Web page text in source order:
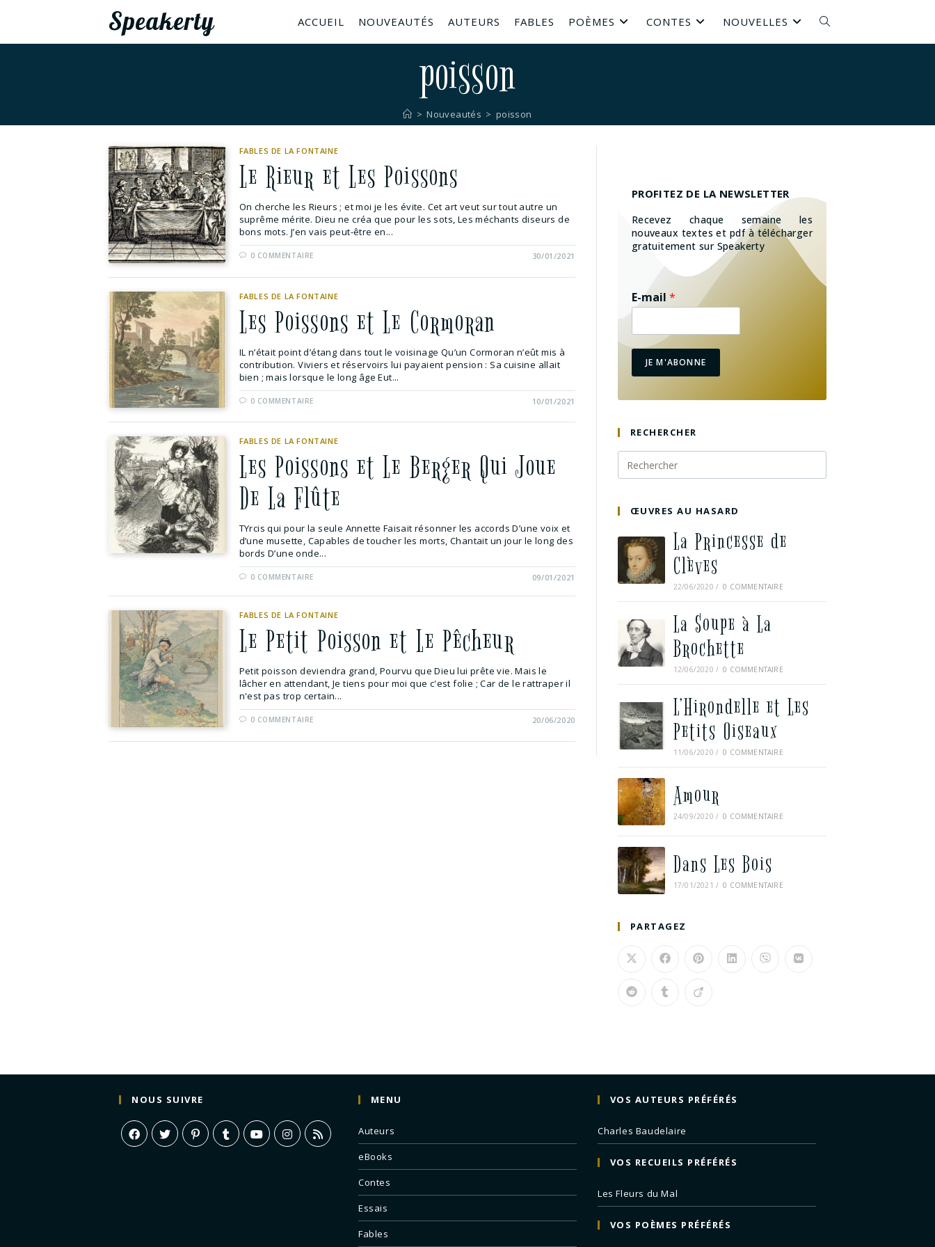
Speakerty ACCUEIL NOUVEAUTÉS AUTEURS FABLES POÈMES CONTES NOUVELLES
poisson
> Nouveautés > poisson
FABLES DE LA FONTAINE
Le Rieur et Les Poissons
On cherche les Rieurs ; et moi je les évite. Cet art veut sur tout autre un
suprême mérite. Dieu ne créa que pour les sots, Les méchants diseurs de
bons mots. J’en vais peut-être en...
0 COMMENTAIRE 30/01/2021
FABLES DE LA FONTAINE
Les Poissons et Le Cormoran
IL n’était point d’étang dans tout le voisinage Qu’un Cormoran n’eût mis à
contribution. Viviers et réservoirs lui payaient pension : Sa cuisine allait
bien ; mais lorsque le long âge Eut...
0 COMMENTAIRE 10/01/2021
FABLES DE LA FONTAINE
Les Poissons et Le Berger Qui Joue
De La Flûte
TYrcis qui pour la seule Annette Faisait résonner les accords D’une voix et
d’une musette, Capables de toucher les morts, Chantait un jour le long des
bords D’une onde...
0 COMMENTAIRE 09/01/2021
FABLES DE LA FONTAINE
Le Petit Poisson et Le Pêcheur
Petit poisson deviendra grand, Pourvu que Dieu lui prête vie. Mais le
lâcher en attendant, Je tiens pour moi que c'est folie ; Car de le rattraper il
n'est pas trop certain...
0 COMMENTAIRE 20/06/2020
PROFITEZ DE LA NEWSLETTER
Recevez chaque semaine les
nouveaux textes et pdf à télécharger
gratuitement sur Speakerty
E-mail *
JE M'ABONNE
RECHERCHER
ŒUVRES AU HASARD
La Princesse de
Clèves
22/06/2020 / 0 COMMENTAIRE
La Soupe à La
Brochette
12/06/2020 / 0 COMMENTAIRE
L’Hirondelle et Les
Petits Oiseaux
11/06/2020 / 0 COMMENTAIRE
Amour
24/09/2020 / 0 COMMENTAIRE
Dans Les Bois
17/01/2021 / 0 COMMENTAIRE
PARTAGEZ
NOUS SUIVRE MENU
Auteurs
eBooks
Contes
Essais
Fables
VOS AUTEURS PRÉFÉRÉS
Charles Baudelaire
VOS RECUEILS PRÉFÉRÉS
Les Fleurs du Mal
VOS POÈMES PRÉFÉRÉS